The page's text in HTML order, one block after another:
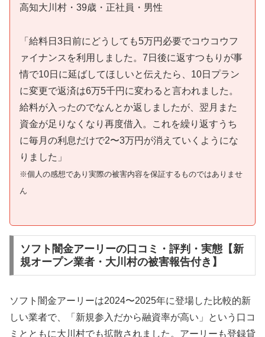
高知大川村・39歳・正社員・男性
「給料日3日前にどうしても5万円必要でコウコウフ
ァイナンスを利用しました。7日後に返すつもりが事
情で10日に延ばしてほしいと伝えたら、10日プラン
に変更で返済は6万5千円に変わると言われました。
給料が入ったのでなんとか返しましたが、翌月また
資金が足りなくなり再度借入。これを繰り返すうち
に毎月の利息だけで2〜3万円が消えていくようにな
りました」
※個人の感想であり実際の被害内容を保証するものではありませ
ん
ソフト闇金アーリーの口コミ・評判・実態【新
規オープン業者・大川村の被害報告付き】
ソフト闇金アーリーは2024〜2025年に登場した比較的新
しい業者で、「新規参入だから融資率が高い」という口コ
ミとともに大川村でも拡散されました。アーリーも登録貸